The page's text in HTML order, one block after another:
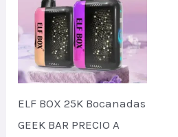
ELF BOX 25K Bocanadas
GEEK BAR PRECIO A